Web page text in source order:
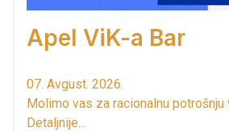
Apel ViK-a Bar
07. Avgust. 2026.
Molimo vas za racionalnu potrošnju
Detaljnije...